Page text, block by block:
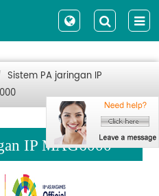
Sistem PA jaringan IP
IP MAG6000